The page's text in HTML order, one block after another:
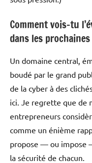
Comment vois-tu
dans les
Un domaine central,
boudé par le grand
de la cyber à des
ici. Je regrette que de
entrepreneurs
comme un énième
propose — ou impose
la sécurité de chacun.